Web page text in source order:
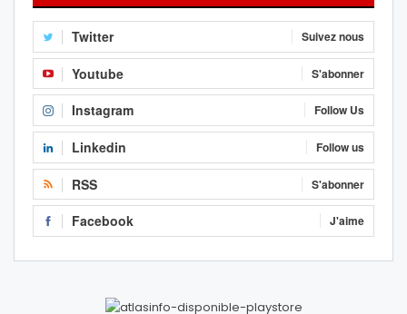
Twitter Suivez nous
Youtube S'abonner
Instagram Follow Us
Linkedin Follow us
RSS S'abonner
Facebook J'aime